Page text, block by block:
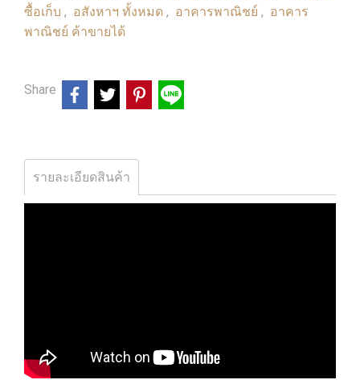
ซื้อเก็บ , อสังหาฯ ทั้งหมด , อาคารพาณิชย์ , อาคาร
พาณิชย์ ค้าขายได้
Share
รายละเอียดสินค้า